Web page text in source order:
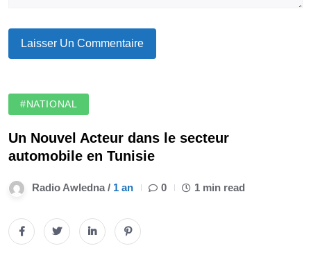
#NATIONAL
Un Nouvel Acteur dans le secteur
automobile en Tunisie
Radio Awledna / 1 an 0 1 min read